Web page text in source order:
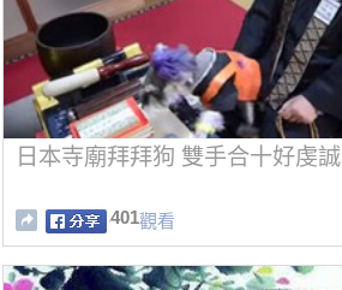
日本寺廟拜拜狗 雙手合十好虔誠
401觀看